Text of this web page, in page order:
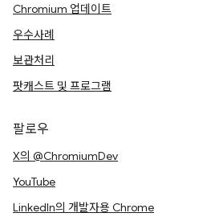
Chromium 업데이트
우수사례
보관처리
팟캐스트 및 프로그램
팔로우
X의 @ChromiumDev
YouTube
LinkedIn의 개발자용 Chrome